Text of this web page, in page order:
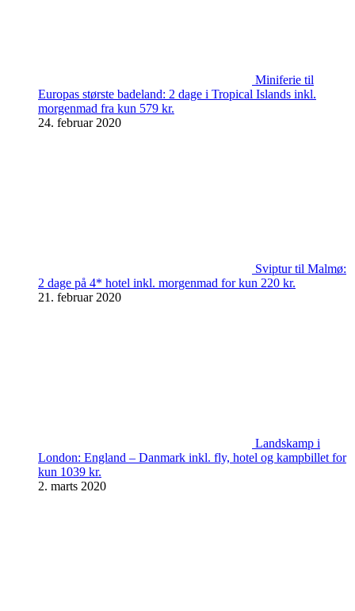
Miniferie til
Europas største badeland: 2 dage i Tropical Islands inkl.
morgenmad fra kun 579 kr.
24. februar 2020
Sviptur til Malmø:
2 dage på 4* hotel inkl. morgenmad for kun 220 kr.
21. februar 2020
Landskamp i
London: England – Danmark inkl. fly, hotel og kampbillet for
kun 1039 kr.
2. marts 2020